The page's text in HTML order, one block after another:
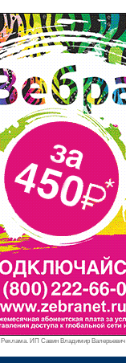
Реклама. ИП Савин Владимир Валерьевич